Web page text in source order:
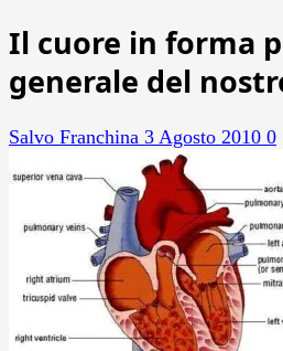
Il cuore in forma
generale del
Salvo Franchina 3 Agosto 2010 0